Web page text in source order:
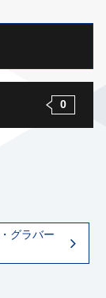
0
グラバー